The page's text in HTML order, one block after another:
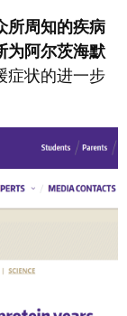
所周知的疾病
为阿尔茨海默
症状的进一步